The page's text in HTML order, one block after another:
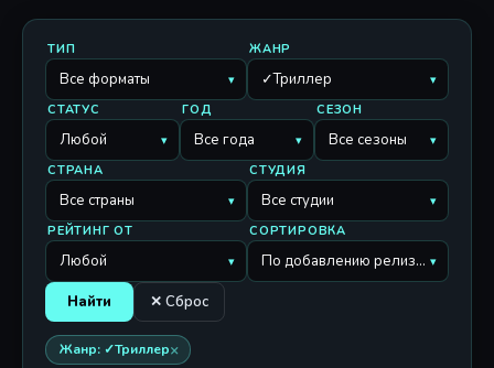
ТИП
Все форматы ▾
ЖАНР
✓Триллер
▾
СТАТУС
Любой ▾
ГОД
Все года ▾
СЕЗОН
Все сезоны
▾
СТРАНА
Все страны ▾
СТУДИЯ
Все студии
▾
РЕЙТИНГ ОТ
Любой ▾
СОРТИРОВКА
По добавлению релизов ▾
Найти ✕ Сброс
Жанр: ✓Триллер×